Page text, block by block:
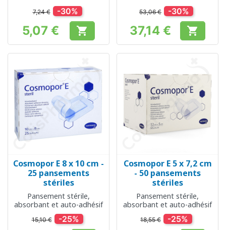
7,24 € -30%
Prix
5,07 € 
53,06 € -30%
Prix
37,14 € 
Cosmopor E 8 x 10 cm -
25 pansements
stériles
Pansement stérile,
absorbant et auto-adhésif
15,10 € -25%
Cosmopor E 5 x 7,2 cm
- 50 pansements
stériles
Pansement stérile,
absorbant et auto-adhésif
18,55 € -25%